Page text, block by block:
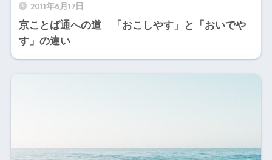
2011年6月17日
京ことば通への道 「おこしやす」と「おいでや
す」の違い